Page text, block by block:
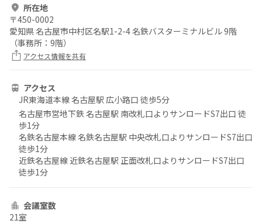
所在地
〒450-0002
愛知県 名古屋市中村区名駅1-2-4 名鉄バスターミナルビル 9階
（事務所：9階）
アクセス情報を共有
アクセス
JR東海道本線 名古屋駅 広小路口 徒歩5分
名古屋市営地下鉄 名古屋駅 南改札口よりサンロードS7出口 徒
歩1分
名鉄名古屋本線 名鉄名古屋駅 中央改札口よりサンロードS7出口
徒歩1分
近鉄名古屋線 近鉄名古屋駅 正面改札口よりサンロードS7出口
徒歩1分
会議室数
21室